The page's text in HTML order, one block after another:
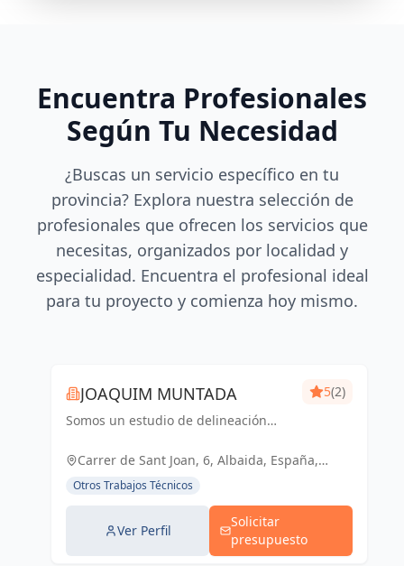
Encuentra Profesionales
Según Tu Necesidad
¿Buscas un servicio específico en tu
provincia? Explora nuestra selección de
profesionales que ofrecen los servicios que
necesitas, organizados por localidad y
especialidad. Encuentra el profesional ideal
para tu proyecto y comienza hoy mismo.
JOAQUIM MUNTADA
Somos un estudio de delineación
básicos, de ejecución, licencias de
industrial, diseño 3D de p...
5(2)
Carrer de Sant Joan, 6, Albaida, España,
España
Otros Trabajos Técnicos
Ver Perfil
Solicitar
presupuesto